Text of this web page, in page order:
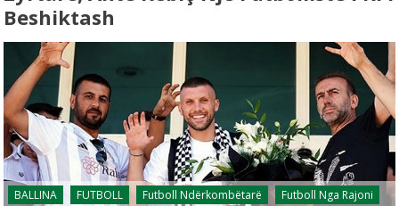
Beshiktash
BALLINA FUTBOLL Futboll Ndërkombëtarë
Futboll Nga Rajoni